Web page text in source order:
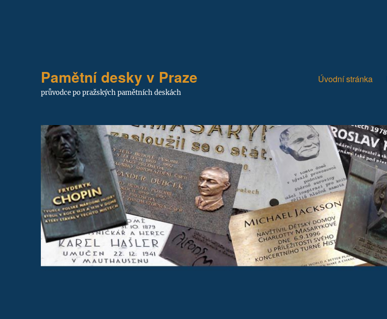
Pamětní desky v Praze
průvodce po pražských pamětních deskách
Úvodní stránka